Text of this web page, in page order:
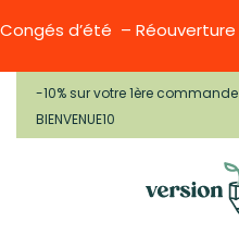
Congés d’été – Réouverture
-10% sur votre 1ère
BIENVENUE10